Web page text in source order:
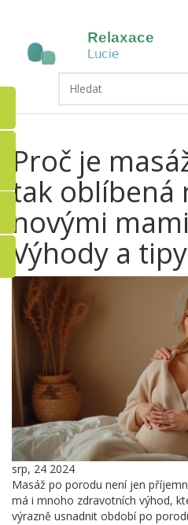
Proč je
tak oblíbená
novými
Výhody a tipy
srp, 24 2024
Masáž po porodu není jen
má i mnoho zdravotních výhod,
výrazně usnadnit období po